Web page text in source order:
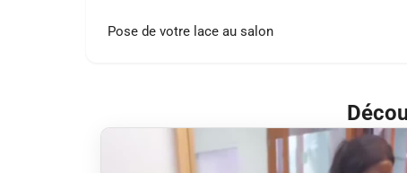
Pose de votre lace au salon